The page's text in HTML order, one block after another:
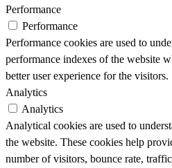
Performance
Performance
Performance cookies are used to
performance indexes of the website
better user experience for the visitors.
Analytics
Analytics
Analytical cookies are used to
the website. These cookies help
number of visitors, bounce rate,